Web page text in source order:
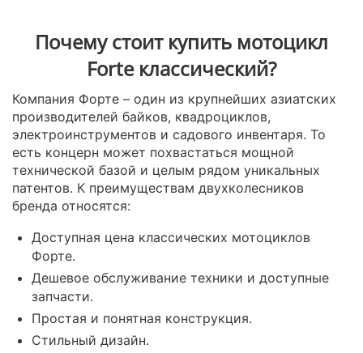
Почему стоит купить мотоцикл
Forte классический?
Компания Форте – один из крупнейших азиатских
производителей байков, квадроциклов,
электроинструментов и садового инвентаря. То
есть концерн может похвастаться мощной
технической базой и целым рядом уникальных
патентов. К преимуществам двухколесников
бренда относятся:
Доступная цена классических мотоциклов
Форте.
Дешевое обслуживание техники и доступные
запчасти.
Простая и понятная конструкция.
Стильный дизайн.